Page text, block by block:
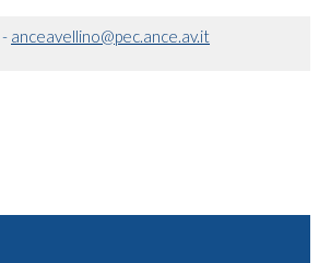
- anceavellino@pec.ance.av.it